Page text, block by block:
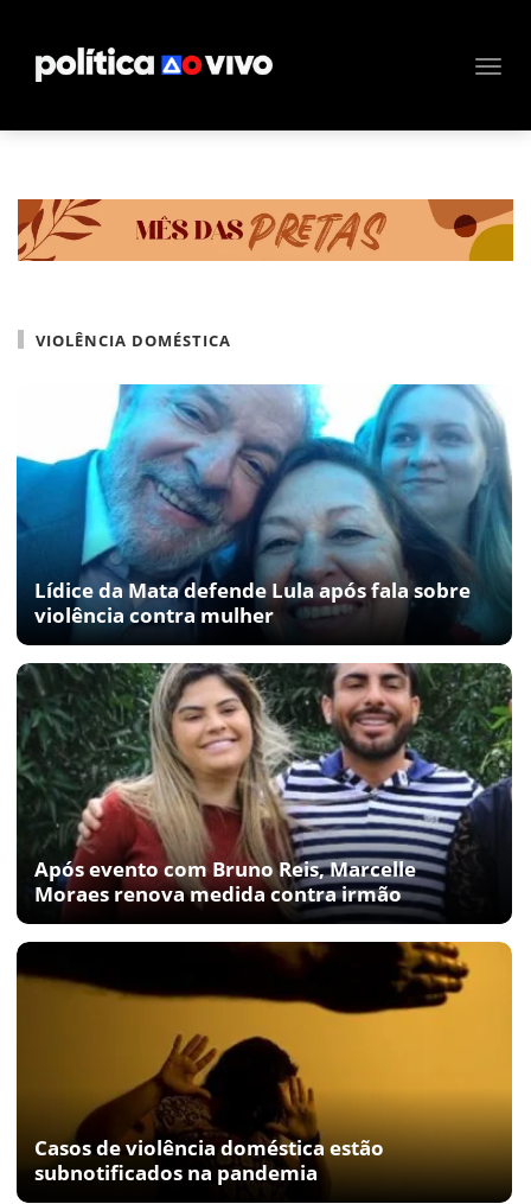
VIOLÊNCIA DOMÉSTICA
Lídice da Mata defende Lula após fala sobre
violência contra mulher
Após evento com Bruno Reis, Marcelle
Moraes renova medida contra irmão
Casos de violência doméstica estão
subnotificados na pandemia